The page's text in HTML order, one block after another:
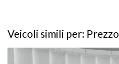
Veicoli simili per: Prezzo
Vedi dettagli